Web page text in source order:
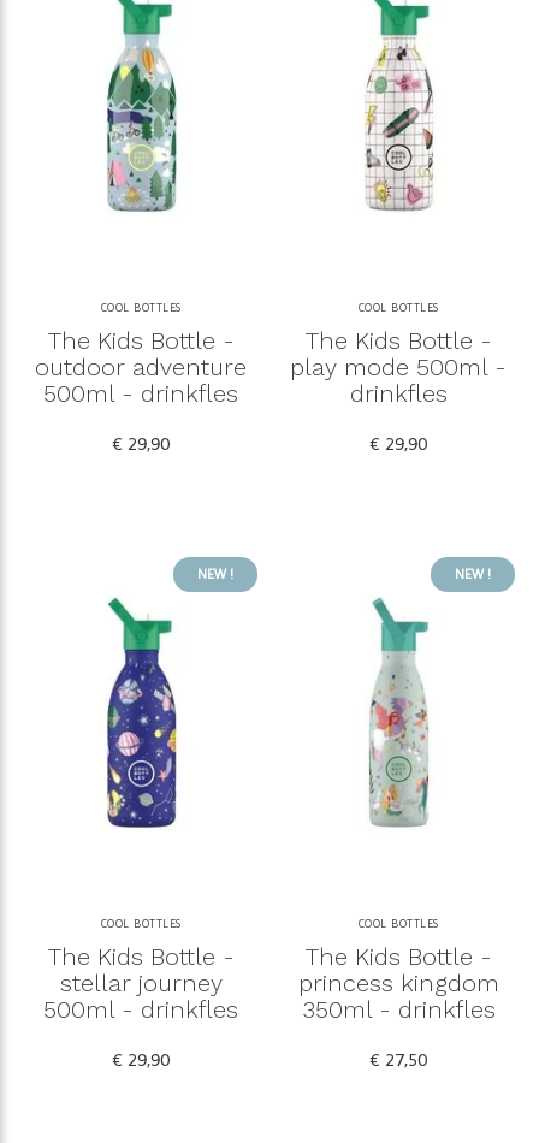
COOL BOTTLES
The Kids Bottle -
outdoor adventure
500ml - drinkfles
€ 29,90
COOL BOTTLES
The Kids Bottle -
play mode 500ml -
drinkfles
€ 29,90
NEW !
COOL BOTTLES
The Kids Bottle -
stellar journey
500ml - drinkfles
€ 29,90
NEW !
COOL BOTTLES
The Kids Bottle -
princess kingdom
350ml - drinkfles
€ 27,50